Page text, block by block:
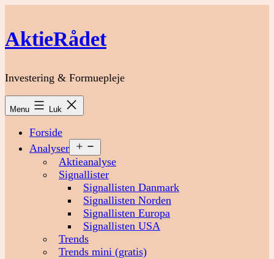
indhold
AktieRådet
Investering & Formuepleje
Menu Luk
Forside
Analyser
menu
Aktieanalyse
Signallister
Signallisten Danmark
Signallisten Norden
Signallisten Europa
Signallisten USA
Trends
Trends mini (gratis)